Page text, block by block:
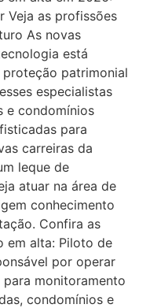
Veja as profissões
As novas
está
patrimonial
especialistas
e condomínios
para
carreiras da
leque de
atuar na área de
conhecimento
Confira as
em alta: Piloto de
por operar
monitoramento
condomínios e